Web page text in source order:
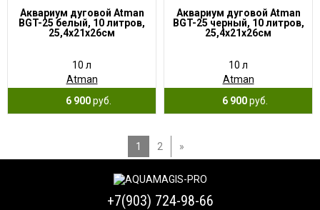
Аквариум дуговой Atman
BGT-25 белый, 10 литров,
25,4х21х26см
10 л
Atman
6 900руб.
Аквариум дуговой Atman
BGT-25 черный, 10 литров,
25,4х21х26см
10 л
Atman
6 900руб.
1 2 »
+7(903) 724-98-66